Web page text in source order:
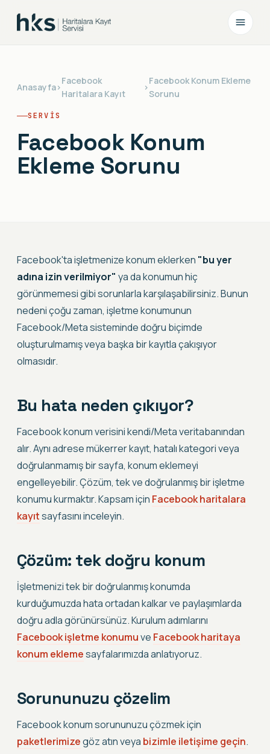
Anasayfa›
Facebook
Haritalara Kayıt
›
Facebook Konum Ekleme
Sorunu
SERVIS
Facebook Konum
Ekleme Sorunu
Facebook'ta işletmenize konum eklerken "bu yer
adına izin verilmiyor" ya da konumun hiç
görünmemesi gibi sorunlarla karşılaşabilirsiniz. Bunun
nedeni çoğu zaman, işletme konumunun
Facebook/Meta sisteminde doğru biçimde
oluşturulmamış veya başka bir kayıtla çakışıyor
olmasıdır.
Bu hata neden çıkıyor?
Facebook konum verisini kendi/Meta veritabanından
alır. Aynı adrese mükerrer kayıt, hatalı kategori veya
doğrulanmamış bir sayfa, konum eklemeyi
engelleyebilir. Çözüm, tek ve doğrulanmış bir işletme
konumu kurmaktır. Kapsam için Facebook haritalara
kayıtsayfasını inceleyin.
Çözüm: tek doğru konum
İşletmenizi tek bir doğrulanmış konumda
kurduğumuzda hata ortadan kalkar ve paylaşımlarda
doğru adla görünürsünüz. Kurulum adımlarını
Facebook işletme konumuve Facebook haritaya
konum eklemesayfalarımızda anlatıyoruz.
Sorununuzu çözelim
Facebook konum sorununuzu çözmek için
paketlerimizegöz atın veya bizimle iletişime geçin.